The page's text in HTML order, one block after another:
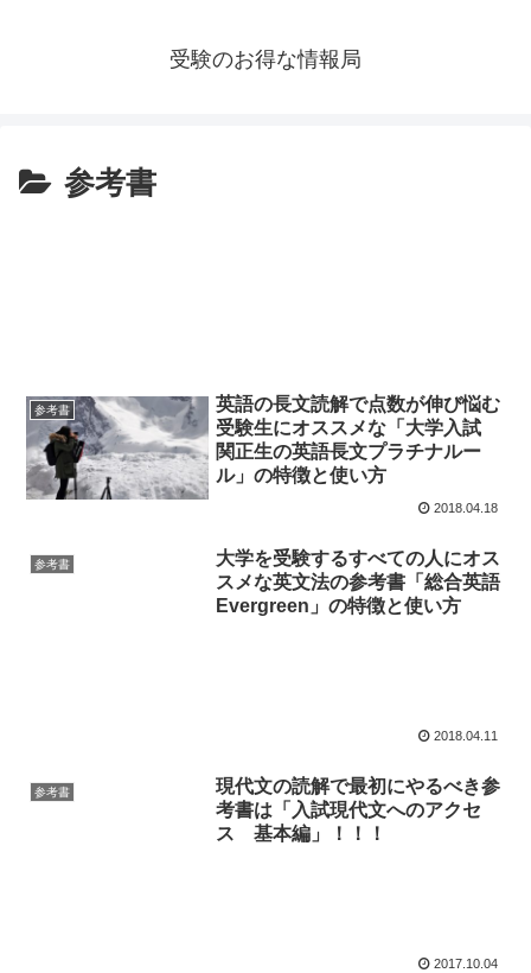
受験のお得な情報局
参考書
参考書
英語の長文読解で点数が伸び悩む
受験生にオススメな「大学入試
関正生の英語長文プラチナルー
ル」の特徴と使い方
2018.04.18
参考書
大学を受験するすべての人にオス
スメな英文法の参考書「総合英語
Evergreen」の特徴と使い方
2018.04.11
参考書
現代文の読解で最初にやるべき参
考書は「入試現代文へのアクセ
ス 基本編」！！！
2017.10.04